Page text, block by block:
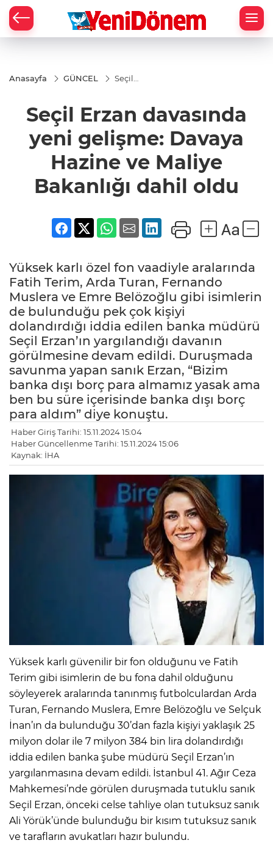
Anasayfa GÜNCEL
Seçil
gelişme:
Hazine ve
Maliye
Bakanlığı
dahil oldu
Seçil Erzan davasında
yeni gelişme: Davaya
Hazine ve Maliye
Bakanlığı dahil oldu
Yüksek karlı özel fon vaadiyle aralarında
Fatih Terim, Arda Turan, Fernando
Muslera ve Emre Belözoğlu gibi isimlerin
de bulunduğu pek çok kişiyi
dolandırdığı iddia edilen banka müdürü
Seçil Erzan’ın yargılandığı davanın
görülmesine devam edildi. Duruşmada
savunma yapan sanık Erzan, “Bizim
banka dışı borç para almamız yasak ama
ben bu süre içerisinde banka dışı borç
para aldım” diye konuştu.
Haber Giriş Tarihi: 15.11.2024 15:04
Haber Güncellenme Tarihi: 15.11.2024 15:06
Kaynak: İHA
Yüksek karlı güvenilir bir fon olduğunu ve Fatih
Terim gibi isimlerin de bu fona dahil olduğunu
söyleyerek aralarında tanınmış futbolculardan Arda
Turan, Fernando Muslera, Emre Belözoğlu ve Selçuk
İnan’ın da bulunduğu 30’dan fazla kişiyi yaklaşık 25
milyon dolar ile 7 milyon 384 bin lira dolandırdığı
iddia edilen banka şube müdürü Seçil Erzan’ın
yargılanmasına devam edildi. İstanbul 41. Ağır Ceza
Mahkemesi’nde görülen duruşmada tutuklu sanık
Seçil Erzan, önceki celse tahliye olan tutuksuz sanık
Ali Yörük’ünde bulunduğu bir kısım tutuksuz sanık
ve tarafların avukatları hazır bulundu.